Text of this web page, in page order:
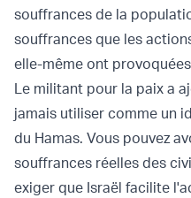
souffrances de la
souffrances que les
elle-même ont
Le militant pour la paix a
jamais utiliser comme un
du Hamas. Vous pouvez
souffrances réelles des
exiger que Israël facilite